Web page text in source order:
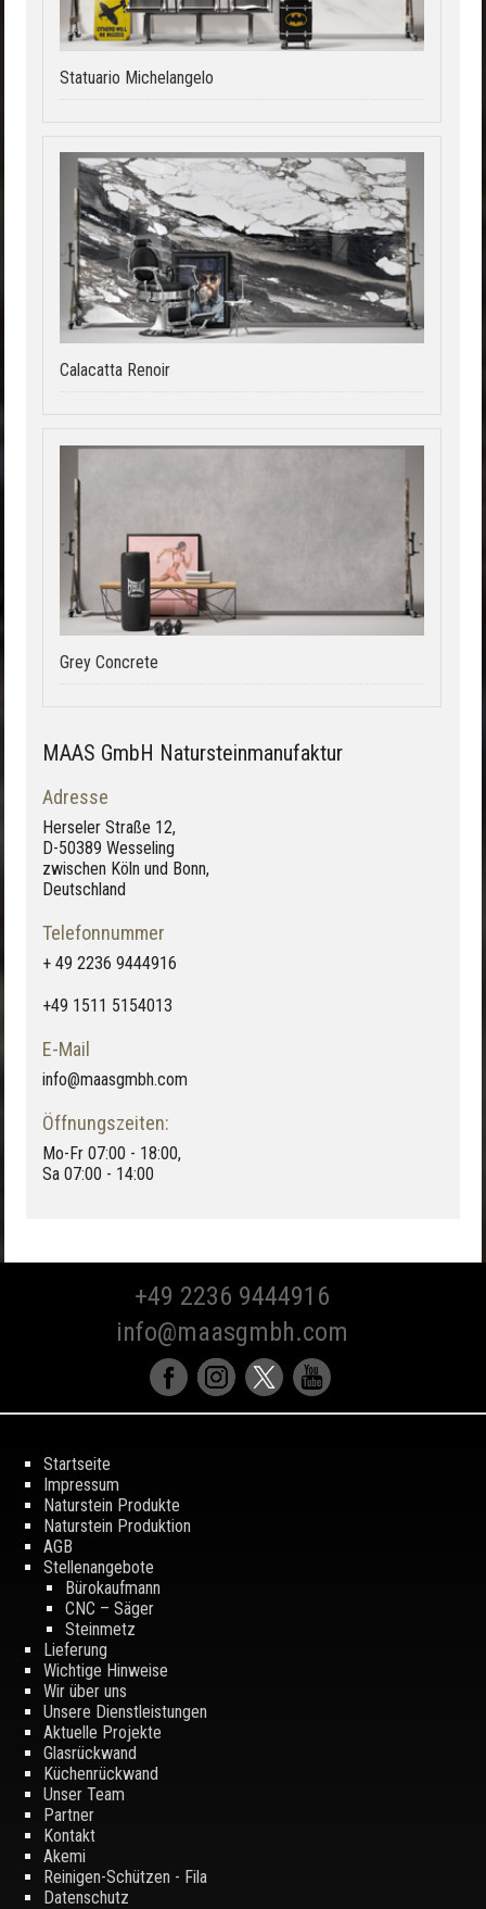
Statuario Michelangelo
Calacatta Renoir
Grey Concrete
MAAS GmbH Natursteinmanufaktur
Adresse
Herseler Straße 12,
D-50389 Wesseling
zwischen Köln und Bonn,
Deutschland
Telefonnummer
+ 49 2236 9444916
+49 1511 5154013
E-Mail
info@maasgmbh.com
Öffnungszeiten:
Mo-Fr 07:00 - 18:00,
Sa 07:00 - 14:00
+49 2236 9444916
info@maasgmbh.com
Startseite
Impressum
Naturstein Produkte
Naturstein Produktion
AGB
Stellenangebote
Bürokaufmann
CNC – Säger
Steinmetz
Lieferung
Wichtige Hinweise
Wir über uns
Unsere Dienstleistungen
Aktuelle Projekte
Glasrückwand
Küchenrückwand
Unser Team
Partner
Kontakt
Akemi
Reinigen-Schützen - Fila
Datenschutz